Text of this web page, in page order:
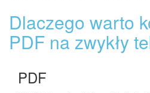
Dlaczego warto
PDF na zwykły
PDF